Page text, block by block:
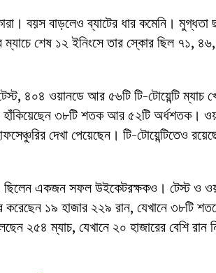
বয়স বাড়লেও ব্যাটের ধার কমেনি। মুগ্ধতা
ম্যাচে শেষ ১২ ইনিংসে তার স্কোর ছিল
৪০৪ ওয়ানডে আর ৫৬টি টি-টোয়েন্টি ম্যাচ
হাঁকিয়েছেন ৩৮টি শতক আর ৫২টি অর্ধশতক।
দেখা পেয়েছেন। টি-টোয়েন্টিতেও
ছিলেন একজন সফল উইকেটরক্ষকও। টেস্ট ও
১৯ হাজার ২২৯ রান, যেখানে ৩৮টি
২৫৪ ম্যাচ, যেখানে ২০ হাজারের বেশি রান